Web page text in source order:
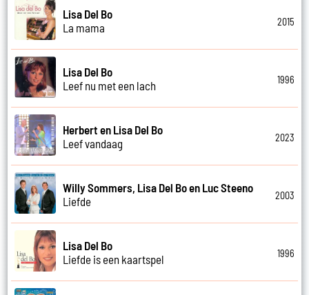
Lisa Del Bo
La mama
2015
Lisa Del Bo
Leef nu met een lach
1996
Herbert en Lisa Del Bo
Leef vandaag
2023
Willy Sommers, Lisa Del Bo en Luc Steeno
Liefde
2003
Lisa Del Bo
Liefde is een kaartspel
1996